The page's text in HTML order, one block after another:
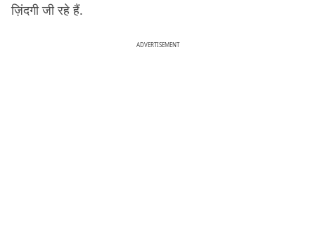
ज़िंदगी जी रहे हैं.
ADVERTISEMENT